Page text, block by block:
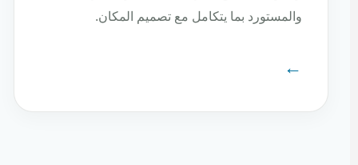
والمستورد بما يتكامل مع تصميم المكان.
←